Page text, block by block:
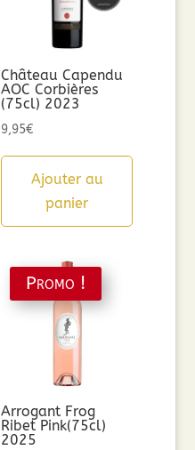
Château Capendu
AOC Corbières
(75cl) 2023
9,95€
Ajouter au
panier
Promo !
Arrogant Frog
Ribet Pink(75cl)
2025